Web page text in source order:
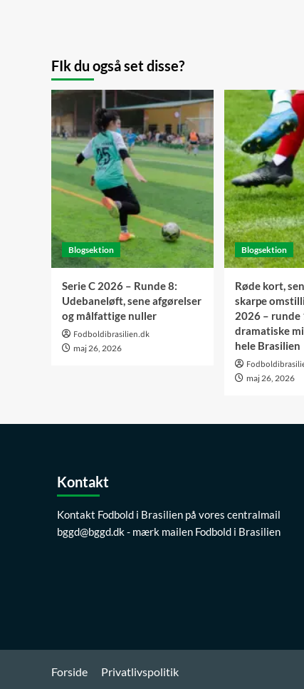
FIk du også set disse?
Blogsektion
Serie C 2026 – Runde 8:
Udebaneløft, sene afgørelser
og målfattige nuller
Fodboldibrasilien.dk
maj 26, 2026
Blogsektion
Røde kort,
skarpe
2026 – runde
dramatiske
hele Brasilien
maj 26, 2026
Kontakt
Kontakt Fodbold i Brasilien på vores centralmail
bggd@bggd.dk- mærk mailen Fodbold i Brasilien
Forside Privatlivspolitik